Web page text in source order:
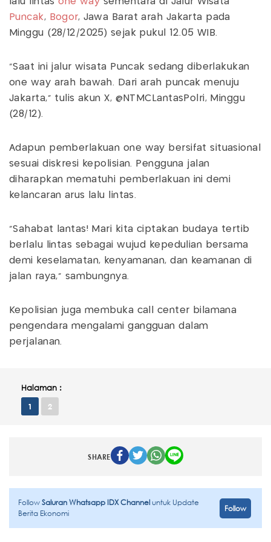
Puncak, Bogor, Jawa Barat arah Jakarta pada
Minggu (28/12/2025) sejak pukul 12.05 WIB.
"Saat ini jalur wisata Puncak sedang diberlakukan
one way arah bawah. Dari arah puncak menuju
Jakarta," tulis akun X, @NTMCLantasPolri, Minggu
(28/12).
Adapun pemberlakuan one way bersifat situasional
sesuai diskresi kepolisian. Pengguna jalan
diharapkan mematuhi pemberlakuan ini demi
kelancaran arus lalu lintas.
"Sahabat lantas! Mari kita ciptakan budaya tertib
berlalu lintas sebagai wujud kepedulian bersama
demi keselamatan, kenyamanan, dan keamanan di
jalan raya," sambungnya.
Kepolisian juga membuka call center bilamana
pengendara mengalami gangguan dalam
perjalanan.
Halaman :
1 2
SHARE
FollowSaluran Whatsapp IDX Channeluntuk Update
Berita Ekonomi
Follow